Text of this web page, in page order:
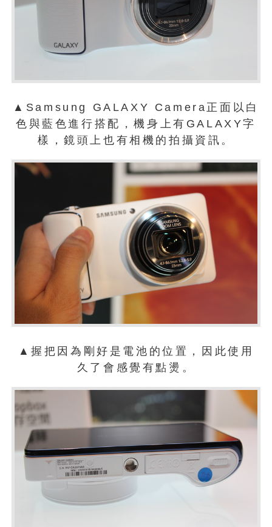
▲Samsung GALAXY Camera正面以白
色與藍色進行搭配，機身上有GALAXY字
樣，鏡頭上也有相機的拍攝資訊。
▲握把因為剛好是電池的位置，因此使用
久了會感覺有點燙。